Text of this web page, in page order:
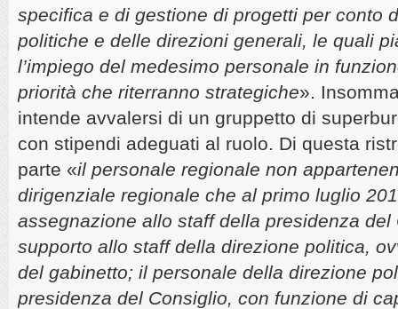
specifica e di gestione di progetti per conto
politiche e delle direzioni generali, le quali
l’impiego del medesimo personale in
priorità che riterranno strategiche».
intende avvalersi di un gruppetto di
con stipendi adeguati al ruolo. Di questa
parte «il personale regionale non
dirigenziale regionale che al primo luglio
assegnazione allo staff della presidenza
supporto allo staff della direzione politica,
del gabinetto; il personale della direzione
presidenza del Consiglio, con funzione di